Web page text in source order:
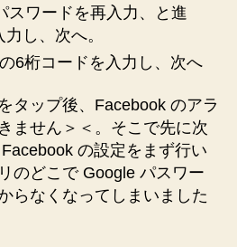
スワードを再入力、と進
し、次へ。
6桁コードを入力し、次へ
タップ後、Facebook のアラ
ません＞＜。そこで先に次
の設定をまず行い
のどこで Google パスワー
らなくなってしまいました